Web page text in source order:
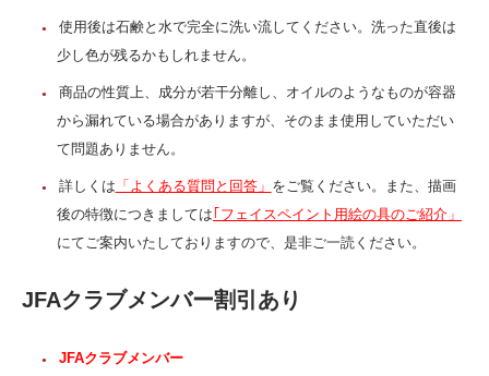
使用後は石鹸と水で完全に洗い流してください。洗った直後は
少し色が残るかもしれません。
商品の性質上、成分が若干分離し、オイルのようなものが容器
から漏れている場合がありますが、そのまま使用していただい
て問題ありません。
詳しくは 「よくある質問と回答」 をご覧ください。また、描画
後の特徴につきましては｢フェイスペイント用絵の具のご紹介」
にてご案内いたしておりますので、是非ご一読ください。
JFAクラブメンバー割引あり
JFAクラブメンバー